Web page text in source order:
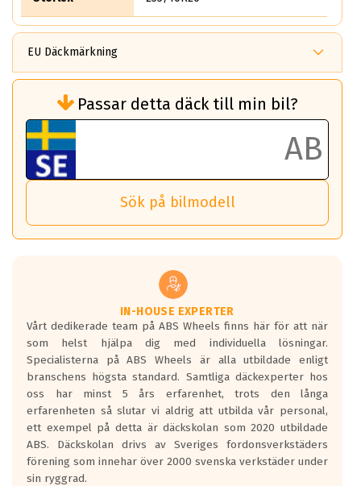
EU Däckmärkning
bränsleförbrukningen)
Det ska vara en betygsskala från klass A
till G för rullmotstånd.
Ett klass A däck kommer ha 6,5% bättre
bränsleförbrukning än ett klass G däck.
Det betyder att om man kör 10,000 km,
så sparar man 50 liter bränsle med ett
vilken körstil du använder.
Våtgrepp egenskaper:
Betygsskalan är satt A till F. Där A påvisar
den kortaste bromssträckan och F är den
längsta.
Inga D eller G betyg delas ut för
personbilar och lätta lastbilar.
Betyget sätts efter ett test där däcken
skall bromsa in på en väg där det ligger
0.5-1.5 mm vatten.
I 80km/h kommer skillnaden på
Passar detta däck till min bil?
Sök på bilmodell
IN-HOUSE EXPERTER
Vårt dedikerade team på ABS Wheels finns här för att när
som helst hjälpa dig med individuella lösningar.
Specialisterna på ABS Wheels är alla utbildade enligt
branschens högsta standard. Samtliga däckexperter hos
oss har minst 5 års erfarenhet, trots den långa
erfarenheten så slutar vi aldrig att utbilda vår personal,
ett exempel på detta är däckskolan som 2020 utbildade
ABS. Däckskolan drivs av Sveriges fordonsverkstäders
förening som innehar över 2000 svenska verkstäder under
sin ryggrad.